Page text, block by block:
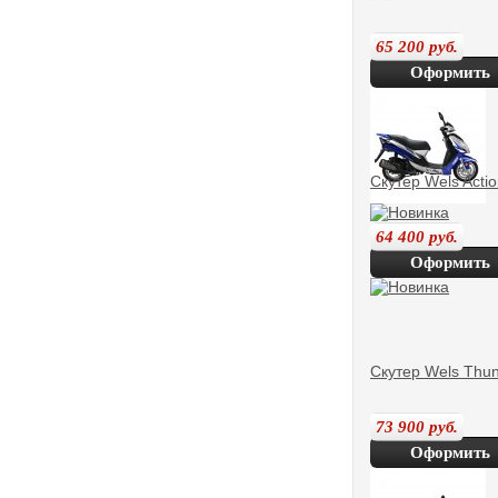
65 200 руб.
Оформить
Скутер Wels
64 400 руб.
Оформить
покупку
Скутер Wels
73 900 руб.
Оформить